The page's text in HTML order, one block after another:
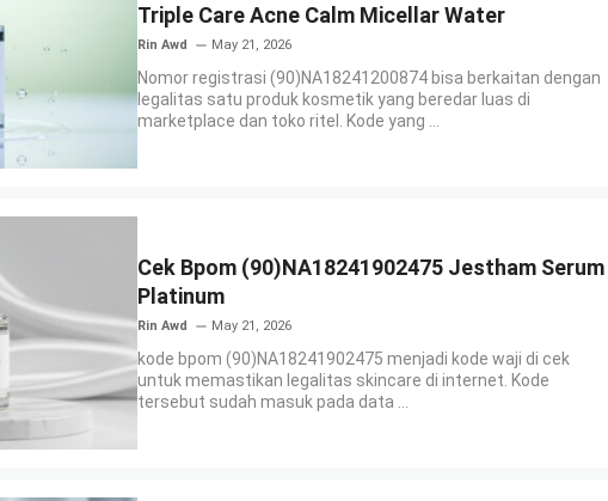
Triple Care Acne Calm Micellar Water
Rin Awd May 21, 2026
Nomor registrasi (90)NA18241200874 bisa berkaitan dengan
legalitas satu produk kosmetik yang beredar luas di
marketplace dan toko ritel. Kode yang ...
Cek Bpom (90)NA18241902475 Jestham Serum
Platinum
Rin Awd May 21, 2026
kode bpom (90)NA18241902475 menjadi kode waji di cek
untuk memastikan legalitas skincare di internet. Kode
tersebut sudah masuk pada data ...